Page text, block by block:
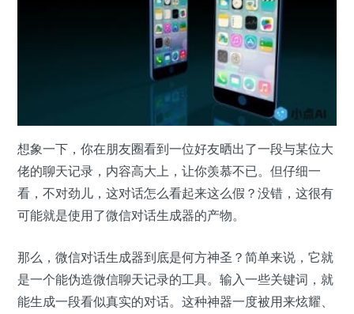
想象一下，你在朋友圈看到一位好友晒出了一段与某位大
佬的聊天记录，内容高大上，让你羡慕不已。但仔细一
看，不对劲儿，这对话怎么看起来这么假？没错，这很有
可能就是使用了微信对话生成器的产物。
那么，微信对话生成器到底是何方神圣？简单来说，它就
是一个能伪造微信聊天记录的工具。输入一些关键词，就
能生成一段看似真实的对话。这种神器一度被用来炫耀、